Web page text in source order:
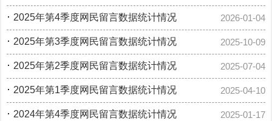
· 2025年第4季度网民留言数据统计情况 2026-01-04
· 2025年第3季度网民留言数据统计情况 2025-10-09
· 2025年第2季度网民留言数据统计情况 2025-07-04
· 2025年第1季度网民留言数据统计情况 2025-04-10
· 2024年第4季度网民留言数据统计情况 2025-01-17